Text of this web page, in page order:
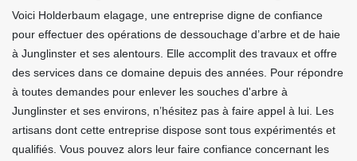
Voici Holderbaum elagage, une entreprise digne de confiance
pour effectuer des opérations de dessouchage d’arbre et de haie
à Junglinster et ses alentours. Elle accomplit des travaux et offre
des services dans ce domaine depuis des années. Pour répondre
à toutes demandes pour enlever les souches d'arbre à
Junglinster et ses environs, n’hésitez pas à faire appel à lui. Les
artisans dont cette entreprise dispose sont tous expérimentés et
qualifiés. Vous pouvez alors leur faire confiance concernant les